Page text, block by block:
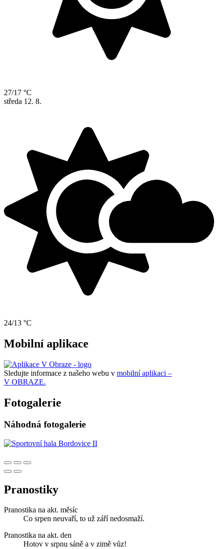
27/17 °C
středa 12. 8.
24/13 °C
Mobilní aplikace
Sledujte informace z našeho webu v mobilní aplikaci –
V OBRAZE.
Fotogalerie
Náhodná fotogalerie
Pranostiky
Pranostika na akt. měsíc
Co srpen neuvaří, to už září nedosmaží.
Pranostika na akt. den
Hotov v srpnu sáně a v zimě vůz!